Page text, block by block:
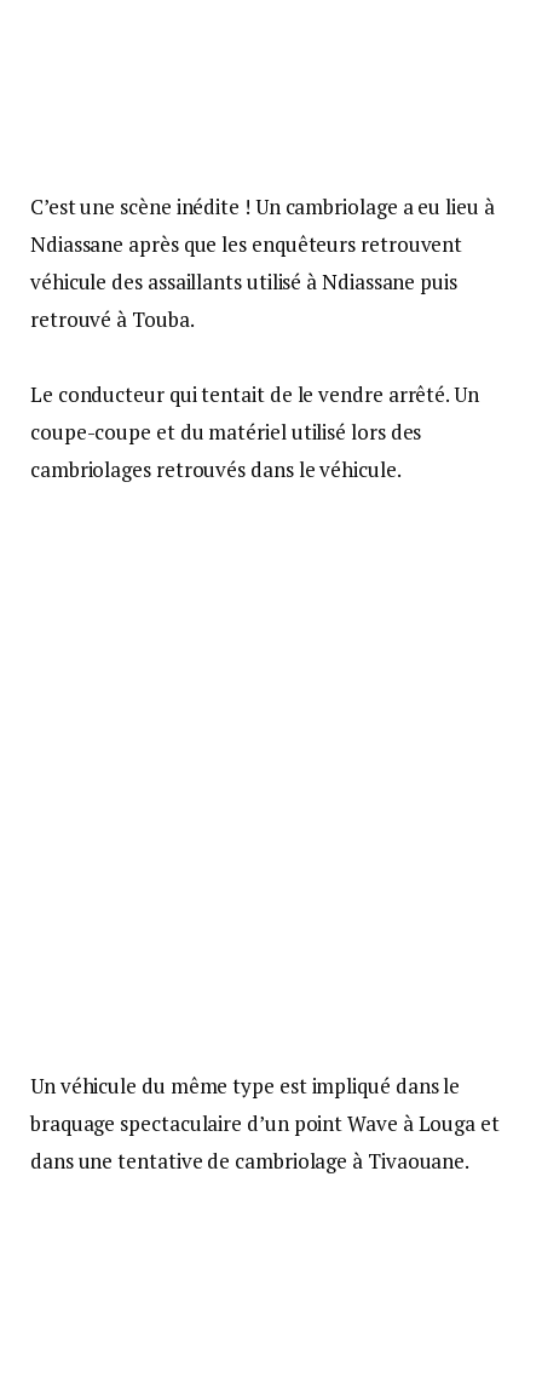
C’est une scène inédite ! Un cambriolage a eu lieu à
Ndiassane après que les enquêteurs retrouvent
véhicule des assaillants utilisé à Ndiassane puis
retrouvé à Touba.
Le conducteur qui tentait de le vendre arrêté. Un
coupe-coupe et du matériel utilisé lors des
cambriolages retrouvés dans le véhicule.
Un véhicule du même type est impliqué dans le
braquage spectaculaire d’un point Wave à Louga et
dans une tentative de cambriolage à Tivaouane.